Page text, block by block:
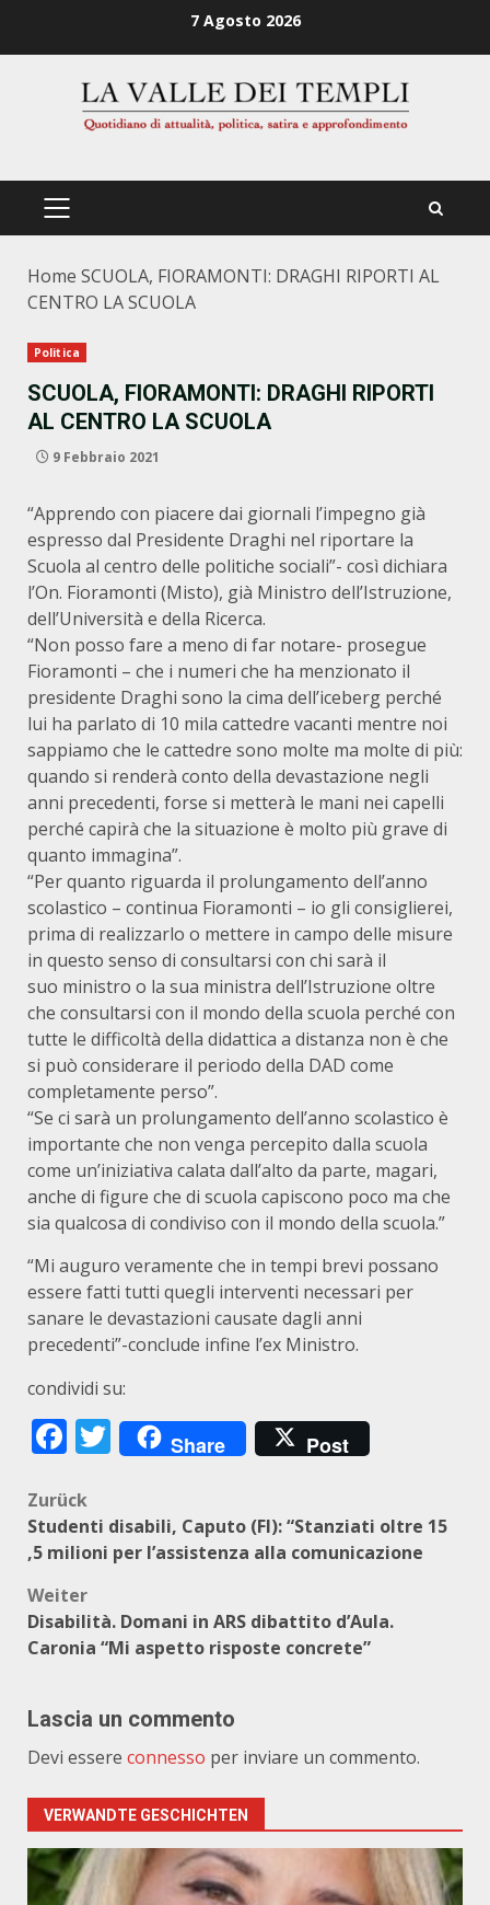
7 Agosto 2026
PRIMÄRES
Home SCUOLA, FIORAMONTI: DRAGHI RIPORTI AL
CENTRO LA SCUOLA
Politica
SCUOLA, FIORAMONTI: DRAGHI RIPORTI
AL CENTRO LA SCUOLA
9 Febbraio 2021
“Apprendo con piacere dai giornali l’impegno già
espresso dal Presidente Draghi nel riportare la
Scuola al centro delle politiche sociali”- così dichiara
l’On. Fioramonti (Misto), già Ministro dell’Istruzione,
dell’Università e della Ricerca.
“Non posso fare a meno di far notare- prosegue
Fioramonti – che i numeri che ha menzionato il
presidente Draghi sono la cima dell’iceberg perché
lui ha parlato di 10 mila cattedre vacanti mentre noi
sappiamo che le cattedre sono molte ma molte di più:
quando si renderà conto della devastazione negli
anni precedenti, forse si metterà le mani nei capelli
perché capirà che la situazione è molto più grave di
quanto immagina”.
“Per quanto riguarda il prolungamento dell’anno
scolastico – continua Fioramonti – io gli consiglierei,
prima di realizzarlo o mettere in campo delle misure
in questo senso di consultarsi con chi sarà il
suo ministro o la sua ministra dell’Istruzione oltre
che consultarsi con il mondo della scuola perché con
tutte le difficoltà della didattica a distanza non è che
si può considerare il periodo della DAD come
completamente perso”.
“Se ci sarà un prolungamento dell’anno scolastico è
importante che non venga percepito dalla scuola
come un’iniziativa calata dall’alto da parte, magari,
anche di figure che di scuola capiscono poco ma che
sia qualcosa di condiviso con il mondo della scuola.”
“Mi auguro veramente che in tempi brevi possano
essere fatti tutti quegli interventi necessari per
sanare le devastazioni causate dagli anni
precedenti”-conclude infine l’ex Ministro.
condividi su:
Facebook
Twitter
Share Post
Beitragsnavigation
Zurück
Studenti disabili, Caputo (FI): “Stanziati oltre 15
,5 milioni per l’assistenza alla comunicazione
Weiter
Disabilità. Domani in ARS dibattito d’Aula.
Caronia “Mi aspetto risposte concrete”
Lascia un commento
Devi essere connesso per inviare un commento.
VERWANDTE GESCHICHTEN